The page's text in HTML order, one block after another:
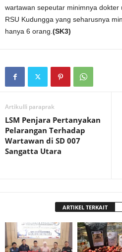
wartawan sepeutar minimnya
RSU Kudungga yang seharusnya
hanya 6 orang. (SK3)
Artikulli paraprak
LSM Penjara Pertanyakan
Pelarangan Terhadap
Wartawan di SD 007
Sangatta Utara
ARTIKEL TERKAIT